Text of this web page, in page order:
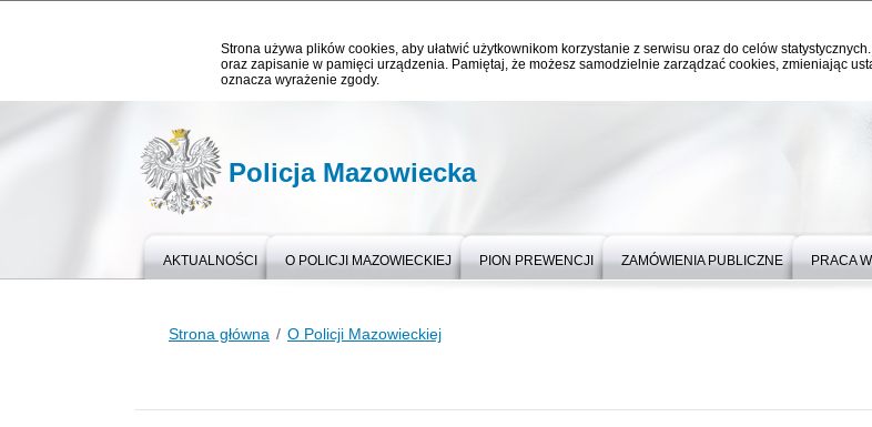
Strona używa plików cookies, aby ułatwić użytkownikom korzystanie z serwisu oraz do celów
oraz zapisanie w pamięci urządzenia. Pamiętaj, że możesz samodzielnie zarządzać cookies, zmieniając
oznacza wyrażenie zgody.
Policja Mazowiecka
AKTUALNOŚCI O POLICJI MAZOWIECKIEJ PION PREWENCJI ZAMÓWIENIA PUBLICZNE PRACA
Strona główna O Policji Mazowieckiej